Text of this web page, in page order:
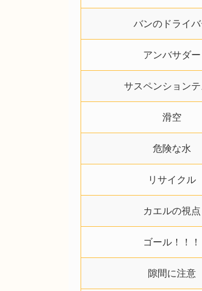
バンのドライ
アンバサダー
サスペンションテ
滑空
危険な水
リサイクル
カエルの視点
ゴール！！！
隙間に注意